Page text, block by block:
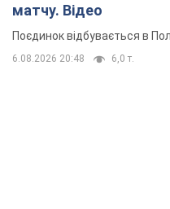
матчу. Відео
Поєдинок відбувається в
6.08.2026 20:48 6,0 т.